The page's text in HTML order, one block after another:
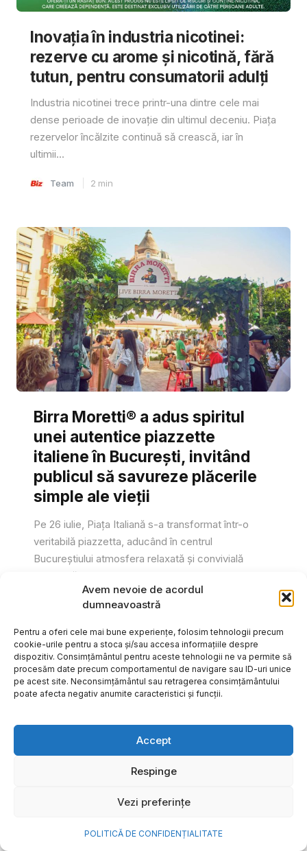
Avem nevoie de acordul
dumneavoastră
Pentru a oferi cele mai bune experiențe, folosim tehnologii precum
cookie-urile pentru a stoca și/sau accesa informațiile despre
dispozitiv. Consimțământul pentru aceste tehnologii ne va permite să
procesăm date precum comportamentul de navigare sau ID-uri unice
pe acest site. Neconsimțământul sau retragerea consimțământului
poate afecta negativ anumite caracteristici și funcții.
Accept
Respinge
Vezi preferințe
POLITICĂ DE CONFIDENȚIALITATE
Inovația în industria nicotinei:
rezerve cu arome și nicotină, fără
tutun, pentru consumatorii adulți
Industria nicotinei trece printr-una dintre cele mai
dense perioade de inovație din ultimul deceniu. Piața
rezervelor încălzite continuă să crească, iar în
ultimii...
Team 2 min
Birra Moretti® a adus spiritul
unei autentice piazzette
italiene în București, invitând
publicul să savureze plăcerile
simple ale vieții
Pe 26 iulie, Piața Italiană s-a transformat într-o
veritabilă piazzetta, aducând în centrul
Bucureștiului atmosfera relaxată și convivială
specifică Italiei. Printr-o serie de...
Gabriel Barliga
Cum transformi cele mai